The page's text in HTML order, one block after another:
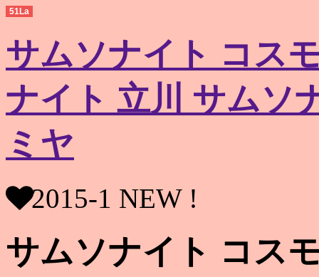
51La
サムソナイト コス
ナイト 立川 サムソ
ミヤ
2015-1 NEW !
サムソナイト コス